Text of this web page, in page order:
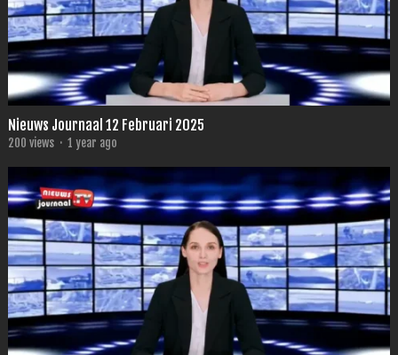
Nieuws Journaal 12 Februari 2025
200 views · 1 year ago